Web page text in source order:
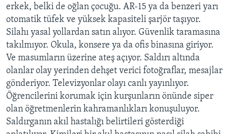
erkek, belki de oğlan çocuğu. AR-15 ya da benzeri yarı
otomatik tüfek ve yüksek kapasiteli şarjör taşıyor.
Silahı yasal yollardan satın alıyor. Güvenlik taramasına
takılmıyor. Okula, konsere ya da ofis binasına giriyor.
Ve masumların üzerine ateş açıyor. Saldırı altında
olanlar olay yerinden dehşet verici fotoğraflar, mesajlar
gönderiyor. Televizyonlar olayı canlı yayınlıyor.
Öğrencilerini korumak için kurşunların önünde siper
olan öğretmenlerin kahramanlıkları konuşuluyor.
Saldırganın akıl hastalığı belirtileri gösterdiği